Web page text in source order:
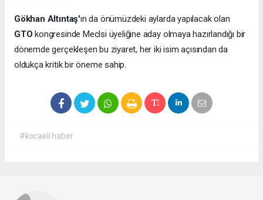
Gökhan Altıntaş'ın da önümüzdeki aylarda yapılacak olan
GTOkongresinde Meclsi üyeliğine aday olmaya hazırlandığı bir
dönemde gerçekleşen bu ziyaret, her iki isim açısından da
oldukça kritik bir öneme sahip.
#kocaeli haber